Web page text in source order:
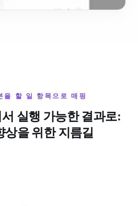
을 할 일 항목으로 매핑
실행 가능한 결과로:
상을 위한 지름길